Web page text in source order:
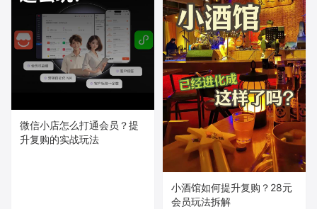
微信小店怎么打通会员？提
升复购的实战玩法
小酒馆如何提升复购？28元
会员玩法拆解